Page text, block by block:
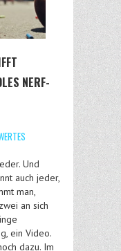
NERF-
Und
auch jeder,
man,
an sich
ein Video.
dazu. Im